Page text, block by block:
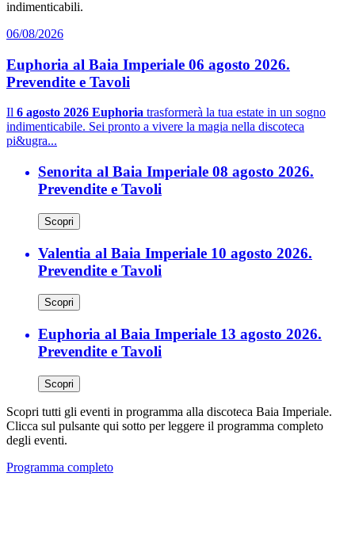
indimenticabili.
06/08/2026
Euphoria al Baia Imperiale 06 agosto 2026.
Prevendite e Tavoli
Il 6 agosto 2026 Euphoria trasformerà la tua estate in un sogno
indimenticabile. Sei pronto a vivere la magia nella discoteca
pi&ugra...
Senorita al Baia Imperiale 08 agosto 2026.
Prevendite e Tavoli
Scopri
Valentia al Baia Imperiale 10 agosto 2026.
Prevendite e Tavoli
Scopri
Euphoria al Baia Imperiale 13 agosto 2026.
Prevendite e Tavoli
Scopri
Scopri tutti gli eventi in programma alla discoteca Baia Imperiale.
Clicca sul pulsante qui sotto per leggere il programma completo
degli eventi.
Programma completo